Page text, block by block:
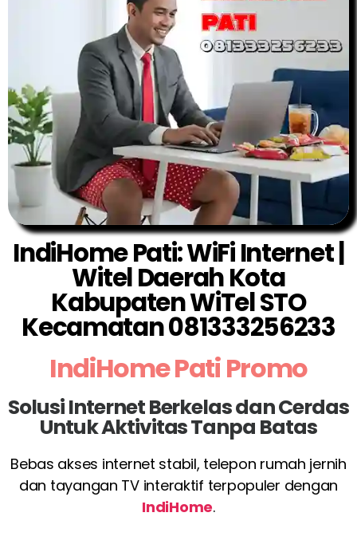
IndiHome Pati: WiFi Internet |
Witel Daerah Kota
Kabupaten WiTel STO
Kecamatan 081333256233
IndiHome Pati Promo
Solusi Internet Berkelas dan Cerdas
Untuk Aktivitas Tanpa Batas
Bebas akses internet stabil, telepon rumah jernih
dan tayangan TV interaktif terpopuler dengan
IndiHome.